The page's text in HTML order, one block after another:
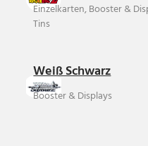
Einzelkarten, Booster &
Tins
Weiß Schwarz
Booster & Displays